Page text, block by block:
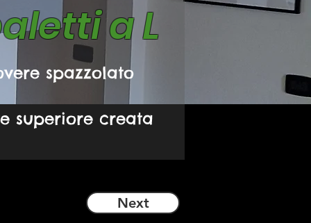
a L
spazzolato
superiore creata
Next